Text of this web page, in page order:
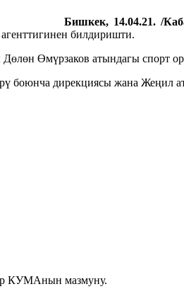
Бишкек, 14.04.21. /
билдиришти.
Өмүрзаков атындагы спорт
боюнча дирекциясы жана Жеңил
КУМАнын мазмуну.